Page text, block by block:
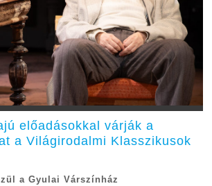
előadásokkal várják a
a Világirodalmi Klasszikusok
a Gyulai Várszínház